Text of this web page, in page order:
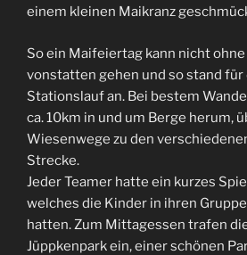
einem kleinen Maikranz
So ein Maifeiertag kann nicht
vonstatten gehen und so stand für
Stationslauf an. Bei bestem
ca. 10km in und um Berge herum,
Wiesenwege zu den
Strecke.
Jeder Teamer hatte ein kurzes
welches die Kinder in ihren
hatten. Zum Mittagessen trafen
Jüppkenpark ein, einer schönen